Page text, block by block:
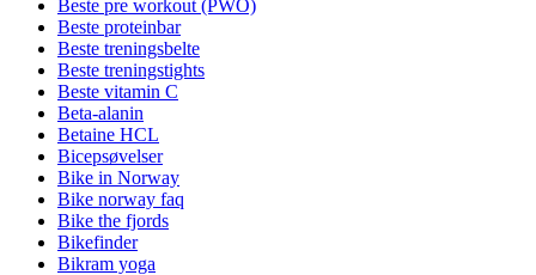
Beste pre workout (PWO)
Beste proteinbar
Beste treningsbelte
Beste treningstights
Beste vitamin C
Beta-alanin
Betaine HCL
Bicepsøvelser
Bike in Norway
Bike norway faq
Bike the fjords
Bikefinder
Bikram yoga